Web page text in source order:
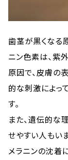
歯茎が黒くなる
ニン色素は、紫
原因で、皮膚の
的な刺激によっ
す。
また、遺伝的な
せやすい人もいま
メラニンの沈着